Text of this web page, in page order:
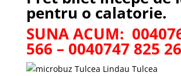
pentru o calatorie.
SUNA ACUM:
566 – 0040747 825